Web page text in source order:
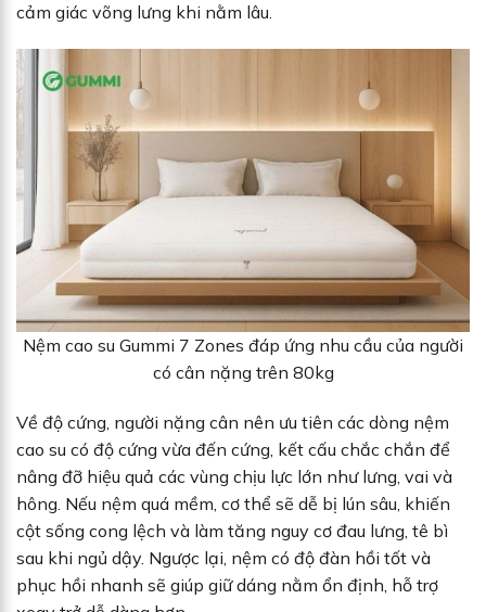
cảm giác võng lưng khi nằm lâu.
Nệm cao su Gummi 7 Zones đáp ứng nhu cầu của người
có cân nặng trên 80kg
Về độ cứng, người nặng cân nên ưu tiên các dòng nệm
cao su có độ cứng vừa đến cứng, kết cấu chắc chắn để
nâng đỡ hiệu quả các vùng chịu lực lớn như lưng, vai và
hông. Nếu nệm quá mềm, cơ thể sẽ dễ bị lún sâu, khiến
cột sống cong lệch và làm tăng nguy cơ đau lưng, tê bì
sau khi ngủ dậy. Ngược lại, nệm có độ đàn hồi tốt và
phục hồi nhanh sẽ giúp giữ dáng nằm ổn định, hỗ trợ